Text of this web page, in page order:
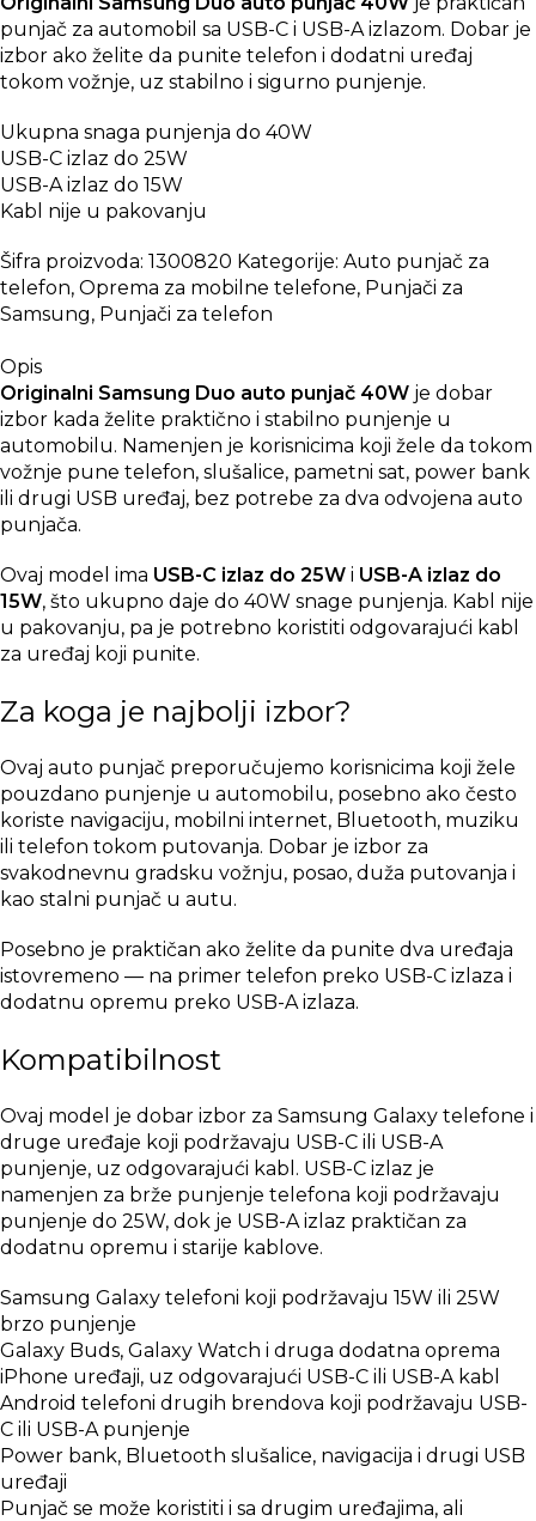
punjač za automobil sa USB-C i USB-A izlazom. Dobar je
izbor ako želite da punite telefon i dodatni uređaj
tokom vožnje, uz stabilno i sigurno punjenje.
Ukupna snaga punjenja do 40W
USB-C izlaz do 25W
USB-A izlaz do 15W
Kabl nije u pakovanju
Šifra proizvoda: 1300820 Kategorije: Auto punjač za
telefon, Oprema za mobilne telefone, Punjači za
Samsung, Punjači za telefon
Opis
Originalni Samsung Duo auto punjač 40W je dobar
izbor kada želite praktično i stabilno punjenje u
automobilu. Namenjen je korisnicima koji žele da tokom
vožnje pune telefon, slušalice, pametni sat, power bank
ili drugi USB uređaj, bez potrebe za dva odvojena auto
punjača.
Ovaj model ima USB-C izlaz do 25W i USB-A izlaz do
15W, što ukupno daje do 40W snage punjenja. Kabl nije
u pakovanju, pa je potrebno koristiti odgovarajući kabl
za uređaj koji punite.
Za koga je najbolji izbor?
Ovaj auto punjač preporučujemo korisnicima koji žele
pouzdano punjenje u automobilu, posebno ako često
koriste navigaciju, mobilni internet, Bluetooth, muziku
ili telefon tokom putovanja. Dobar je izbor za
svakodnevnu gradsku vožnju, posao, duža putovanja i
kao stalni punjač u autu.
Posebno je praktičan ako želite da punite dva uređaja
istovremeno — na primer telefon preko USB-C izlaza i
dodatnu opremu preko USB-A izlaza.
Kompatibilnost
Ovaj model je dobar izbor za Samsung Galaxy telefone i
druge uređaje koji podržavaju USB-C ili USB-A
punjenje, uz odgovarajući kabl. USB-C izlaz je
namenjen za brže punjenje telefona koji podržavaju
punjenje do 25W, dok je USB-A izlaz praktičan za
dodatnu opremu i starije kablove.
Samsung Galaxy telefoni koji podržavaju 15W ili 25W
brzo punjenje
Galaxy Buds, Galaxy Watch i druga dodatna oprema
iPhone uređaji, uz odgovarajući USB-C ili USB-A kabl
Android telefoni drugih brendova koji podržavaju USB-
C ili USB-A punjenje
Power bank, Bluetooth slušalice, navigacija i drugi USB
uređaji
Punjač se može koristiti i sa drugim uređajima, ali